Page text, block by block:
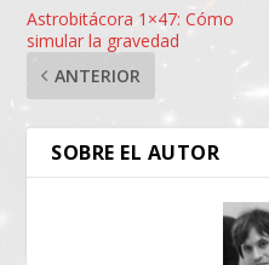
Astrobitácora 1×47: Cómo
simular la gravedad
ANTERIOR
SOBRE EL AUTOR